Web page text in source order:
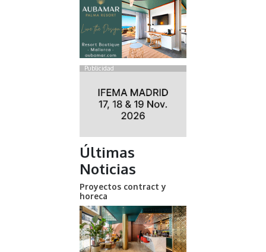
Publicidad
Últimas
Noticias
Proyectos contract y
horeca